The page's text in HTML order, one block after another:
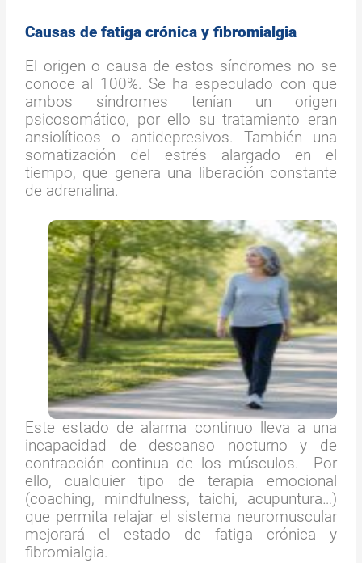
Causas de fatiga crónica y fibromialgia
El origen o causa de estos síndromes no se
conoce al 100%. Se ha especulado con que
ambos síndromes tenían un origen
psicosomático, por ello su tratamiento eran
ansiolíticos o antidepresivos. También una
somatización del estrés alargado en el
tiempo, que genera una liberación constante
de adrenalina.
Este estado de alarma continuo lleva a una
incapacidad de descanso nocturno y de
contracción continua de los músculos. Por
ello, cualquier tipo de terapia emocional
(coaching, mindfulness, taichi, acupuntura…)
que permita relajar el sistema neuromuscular
mejorará el estado de fatiga crónica y
fibromialgia.